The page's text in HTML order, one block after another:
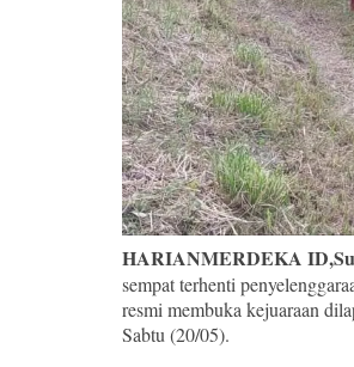
HARIANMERDEKA
sempat terhenti
resmi membuka kejuaraan
Sabtu (20/05).